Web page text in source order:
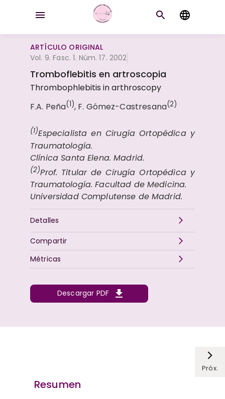
ARTÍCULO ORIGINAL
Vol. 9. Fasc. 1. Núm. 17. 2002
Tromboflebitis en artroscopia
Thrombophlebitis in arthroscopy
F.A. Peña(1), F. Gómez-Castresana(2)
(1)Especialista en Cirugía Ortopédica y
Traumatología.
Clínica Santa Elena. Madrid.
(2)Prof. Titular de Cirugía Ortopédica y
Traumatología. Facultad de Medicina.
Universidad Complutense de Madrid.
Detalles
Descargar PDF
Métricas
Compartir
Próx.
Resumen